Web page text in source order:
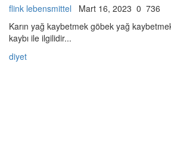
flink lebensmittel Mart 16, 2023 0 736
Karın yağ kaybetmek göbek yağ
kaybı ile ilgilidir...
diyet